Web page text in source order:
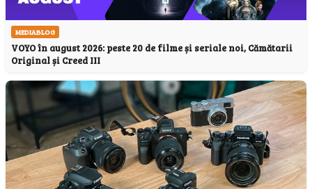
MEDIABLOG
VOYO în august 2026: peste 20 de filme și seriale noi, Cămătarii
Original și Creed III